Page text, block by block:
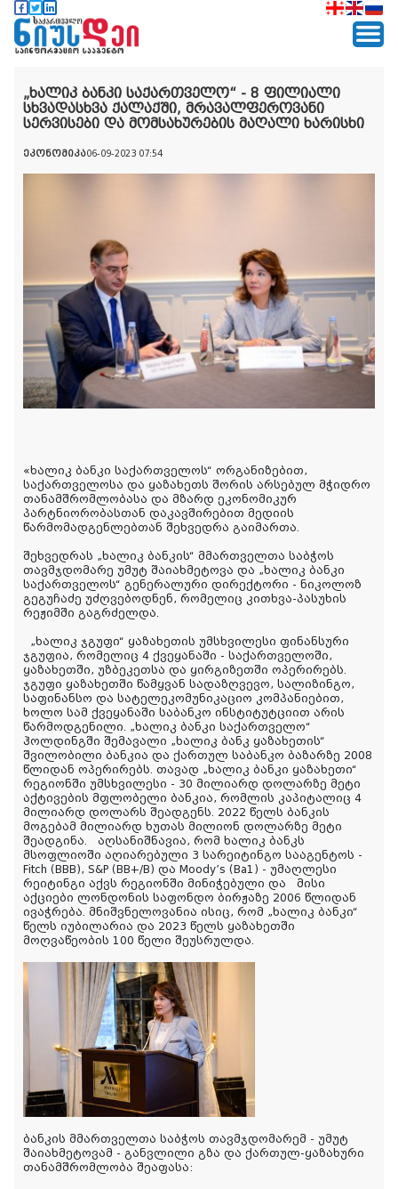
„ხალიკ ბანკი საქართველო“ - 8 ფილიალი
სხვადასხვა ქალაქში, მრავალფეროვანი
სერვისები და მომსახურების მაღალი ხარისხი
ეკონომიკა06-09-2023 07:54
«ხალიკ ბანკი საქართველოს“ ორგანიზებით,
საქართველოსა და ყაზახეთს შორის არსებულ მჭიდრო
თანამშრომლობასა და მზარდ ეკონომიკურ
პარტნიორობასთან დაკავშირებით მედიის
წარმომადგენლებთან შეხვედრა გაიმართა.
შეხვედრას „ხალიკ ბანკის“ მმართველთა საბჭოს
თავმჯდომარე უმუტ შაიახმეტოვა და „ხალიკ ბანკი
საქართველოს“ გენერალური დირექტორი - ნიკოლოზ
გეგუჩაძე უძღვებოდნენ, რომელიც კითხვა-პასუხის
რეჟიმში გაგრძელდა.
„ხალიკ ჯგუფი“ ყაზახეთის უმსხვილესი ფინანსური
ჯგუფია, რომელიც 4 ქვეყანაში - საქართველოში,
ყაზახეთში, უზბეკეთსა და ყირგიზეთში ოპერირებს.
ჯგუფი ყაზახეთში წამყვან სადაზღვევო, სალიზინგო,
საფინანსო და სატელეკომუნიკაციო კომპანიებით,
ხოლო სამ ქვეყანაში საბანკო ინსტიტუტციით არის
წარმოდგენილი. „ხალიკ ბანკი საქართველო“
ჰოლდინგში შემავალი „ხალიკ ბანკ ყაზახეთის“
შვილობილი ბანკია და ქართულ საბანკო ბაზარზე 2008
წლიდან ოპერირებს. თავად „ხალიკ ბანკი ყაზახეთი“
რეგიონში უმსხვილესი - 30 მილიარდ დოლარზე მეტი
აქტივების მფლობელი ბანკია, რომლის კაპიტალიც 4
მილიარდ დოლარს შეადგენს. 2022 წელს ბანკის
მოგებამ მილიარდ ხუთას მილიონ დოლარზე მეტი
შეადგინა. აღსანიშნავია, რომ ხალიკ ბანკს
მსოფლიოში აღიარებული 3 სარეიტინგო სააგენტოს -
Fitch (BBB), S&P (BB+/B) და Moody’s (Ba1) - უმაღლესი
რეიტინგი აქვს რეგიონში მინიჭებული და მისი
აქციები ლონდონის საფონდო ბირჟაზე 2006 წლიდან
ივაჭრება. მნიშვნელოვანია ისიც, რომ „ხალიკ ბანკი“
წელს იუბილარია და 2023 წელს ყაზახეთში
მოღვაწეობის 100 წელი შეუსრულდა.
ბანკის მმართველთა საბჭოს თავმჯდომარემ - უმუტ
შაიახმეტოვამ - განვლილი გზა და ქართულ-ყაზახური
თანამშრომლობა შეაფასა: